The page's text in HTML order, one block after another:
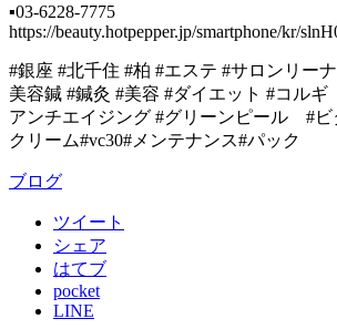
▪︎03-6228-7775
https://beauty.hotpepper.jp/smartphone/kr/
#銀座 #北千住 #柏 #エステ #サロンリー
美容鍼 #鍼灸 #美容 #ダイエット #コルギ
アンチエイジング #グリーンピール #ビ
クリーム#vc30#メンテナンス#パック
ブログ
ツイート
シェア
はてブ
pocket
LINE